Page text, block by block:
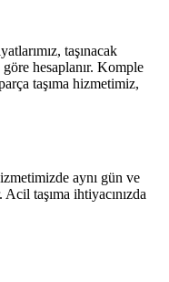
taşınacak
göre hesaplanır. Komple
taşıma hizmetimiz,
aynı gün ve
taşıma ihtiyacınızda